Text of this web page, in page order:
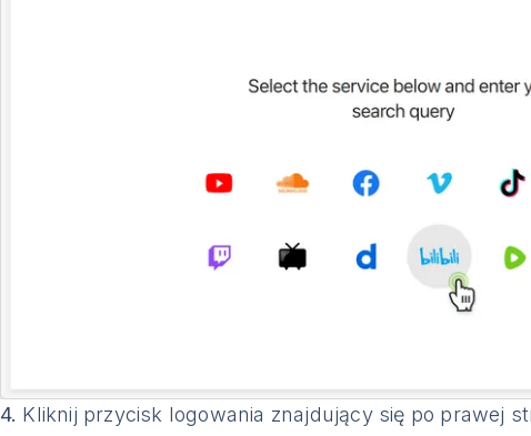
4. Kliknij przycisk logowania znajdujący się po prawej